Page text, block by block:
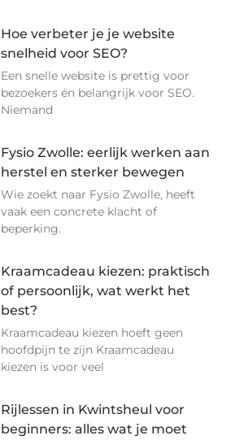
Hoe verbeter je je website
snelheid voor SEO?
Een snelle website is prettig voor
bezoekers én belangrijk voor SEO.
Niemand
Fysio Zwolle: eerlijk werken aan
herstel en sterker bewegen
Wie zoekt naar Fysio Zwolle, heeft
vaak een concrete klacht of
beperking.
Kraamcadeau kiezen: praktisch
of persoonlijk, wat werkt het
best?
Kraamcadeau kiezen hoeft geen
hoofdpijn te zijn Kraamcadeau
kiezen is voor veel
Rijlessen in Kwintsheul voor
beginners: alles wat je moet